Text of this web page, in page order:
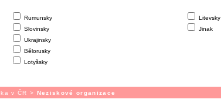
Rumunsky
Slovinsky
Ukrajinsky
Bělorusky
Lotyšsky
Litevsky
Jinak
v ČR > Neziskové organizace